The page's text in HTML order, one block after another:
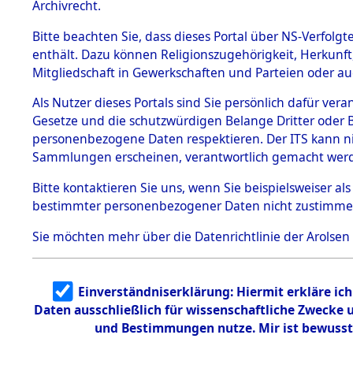
BESTÄNDE
1.
mente
5. Verschiedenes
5.3
Todesmärsche
5.3.1 Alliierte
Erhebungen
zu
Todesmärsch
en
5.3.2
Identifizierun
5.3.3
Todesmärsch
Listen
0011
Archivrecht.
Bitte beachten Sie, dass dieses Portal über NS-
enthält. Dazu können Religionszugehörigkeit,
Mitgliedschaft in Gewerkschaften und Parteien oder
Als Nutzer dieses Portals sind Sie persönlich dafür
Gesetze und die schutzwürdigen Belange Dritter
personenbezogene Daten respektieren. Der ITS
Sammlungen erscheinen, verantwortlich gemacht
Bitte kontaktieren Sie uns, wenn Sie beispielsweiser
bestimmter personenbezogener Daten nicht
Sie möchten mehr über die Datenrichtlinie der Arolsen
Einverständniserklärung: Hiermit erkläre
Daten ausschließlich für wissenschaftliche
und Bestimmungen nutze. Mir ist